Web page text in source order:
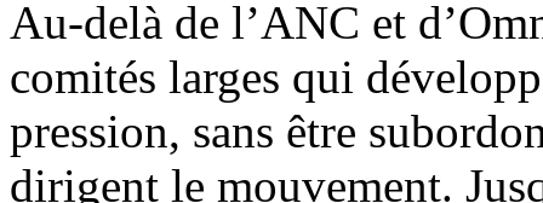
Au-delà de l’ANC et
comités larges qui
pression, sans être
dirigent le mouvement.